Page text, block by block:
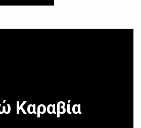
Καραβία